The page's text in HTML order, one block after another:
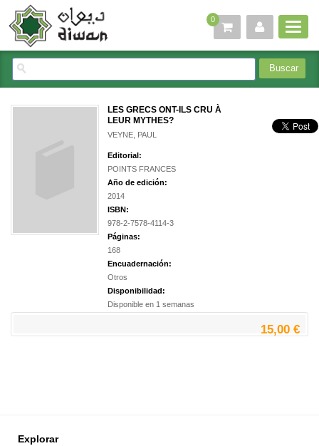
0
LES GRECS ONT-ILS CRU À
LEUR MYTHES?
VEYNE, PAUL
Editorial:
POINTS FRANCES
Año de edición:
2014
ISBN:
978-2-7578-4114-3
Páginas:
168
Encuadernación:
Otros
Disponibilidad:
Disponible en 1 semanas
15,00 €
Explorar